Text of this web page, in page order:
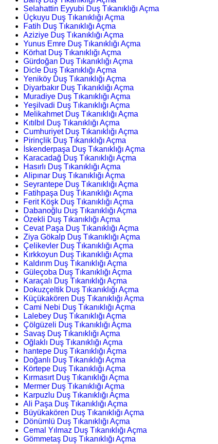
Selahattin Eyyubi Duş Tıkanıklığı Açma
Üçkuyu Duş Tıkanıklığı Açma
Fatih Duş Tıkanıklığı Açma
Aziziye Duş Tıkanıklığı Açma
Yunus Emre Duş Tıkanıklığı Açma
Körhat Duş Tıkanıklığı Açma
Gürdoğan Duş Tıkanıklığı Açma
Dicle Duş Tıkanıklığı Açma
Yeniköy Duş Tıkanıklığı Açma
Diyarbakır Duş Tıkanıklığı Açma
Muradiye Duş Tıkanıklığı Açma
Yeşilvadi Duş Tıkanıklığı Açma
Melikahmet Duş Tıkanıklığı Açma
Kıtılbıl Duş Tıkanıklığı Açma
Cumhuriyet Duş Tıkanıklığı Açma
Pirinçlik Duş Tıkanıklığı Açma
İskenderpaşa Duş Tıkanıklığı Açma
Karacadağ Duş Tıkanıklığı Açma
Hasırlı Duş Tıkanıklığı Açma
Alipınar Duş Tıkanıklığı Açma
Seyrantepe Duş Tıkanıklığı Açma
Fatihpaşa Duş Tıkanıklığı Açma
Ferit Köşk Duş Tıkanıklığı Açma
Dabanoğlu Duş Tıkanıklığı Açma
Özekli Duş Tıkanıklığı Açma
Cevat Paşa Duş Tıkanıklığı Açma
Ziya Gökalp Duş Tıkanıklığı Açma
Çelikevler Duş Tıkanıklığı Açma
Kırkkoyun Duş Tıkanıklığı Açma
Kaldırım Duş Tıkanıklığı Açma
Güleçoba Duş Tıkanıklığı Açma
Karaçalı Duş Tıkanıklığı Açma
Dokuzçeltik Duş Tıkanıklığı Açma
Küçükakören Duş Tıkanıklığı Açma
Cami Nebi Duş Tıkanıklığı Açma
Lalebey Duş Tıkanıklığı Açma
Çölgüzeli Duş Tıkanıklığı Açma
Savaş Duş Tıkanıklığı Açma
Oğlaklı Duş Tıkanıklığı Açma
hantepe Duş Tıkanıklığı Açma
Doğanlı Duş Tıkanıklığı Açma
Körtepe Duş Tıkanıklığı Açma
Kırmasırt Duş Tıkanıklığı Açma
Mermer Duş Tıkanıklığı Açma
Karpuzlu Duş Tıkanıklığı Açma
Ali Paşa Duş Tıkanıklığı Açma
Büyükakören Duş Tıkanıklığı Açma
Dönümlü Duş Tıkanıklığı Açma
Cemal Yılmaz Duş Tıkanıklığı Açma
Gömmetaş Duş Tıkanıklığı Açma